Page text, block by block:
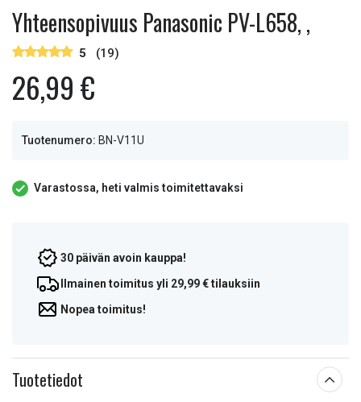
Yhteensopivuus Panasonic PV-L658, ,
5 (19)
26,99 €
Tuotenumero: BN-V11U
Varastossa, heti valmis toimitettavaksi
30 päivän avoin kauppa!
Ilmainen toimitus yli 29,99 € tilauksiin
Nopea toimitus!
Tuotetiedot